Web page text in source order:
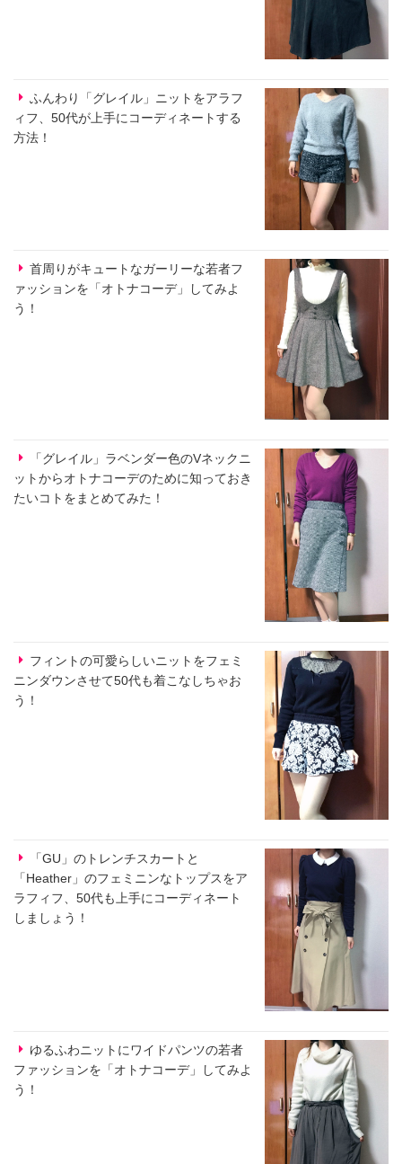
ふんわり「グレイル」ニットをアラフ
ィフ、50代が上手にコーディネートする
方法！
首周りがキュートなガーリーな若者フ
ァッションを「オトナコーデ」してみよ
う！
「グレイル」ラベンダー色のVネックニ
ットからオトナコーデのために知っておき
たいコトをまとめてみた！
フィントの可愛らしいニットをフェミ
ニンダウンさせて50代も着こなしちゃお
う！
「GU」のトレンチスカートと
「Heather」のフェミニンなトップスをア
ラフィフ、50代も上手にコーディネート
しましょう！
ゆるふわニットにワイドパンツの若者
ファッションを「オトナコーデ」してみよ
う！